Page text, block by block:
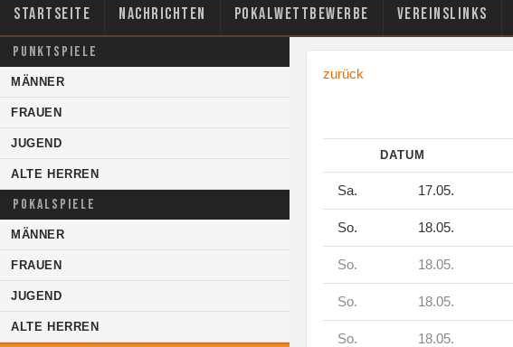
Startseite Nachrichten Pokalwettbewerbe Vereinslinks
PUNKTSPIELE
MÄNNER
FRAUEN
JUGEND
ALTE HERREN
POKALSPIELE
MÄNNER
FRAUEN
JUGEND
ALTE HERREN
zurück
DATUM
Sa. 17.05.
So. 18.05.
So. 18.05.
So. 18.05.
So. 18.05.